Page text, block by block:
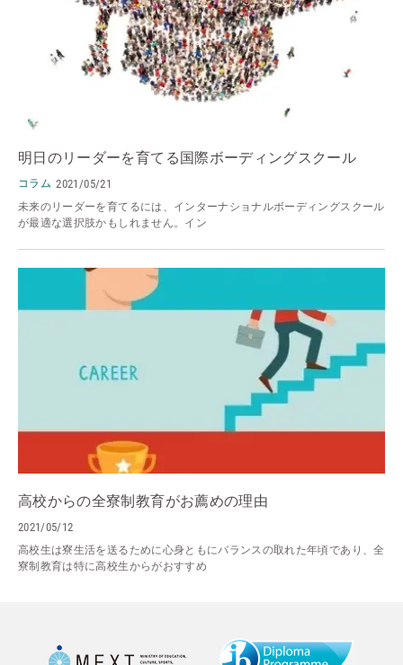
明日のリーダーを育てる国際ボーディングスクール
コラム 2021/05/21
未来のリーダーを育てるには、インターナショナルボーディングスクール
が最適な選択肢かもしれません。イン
高校からの全寮制教育がお薦めの理由
2021/05/12
高校生は寮生活を送るために心身ともにバランスの取れた年頃であり、全
寮制教育は特に高校生からがおすすめ